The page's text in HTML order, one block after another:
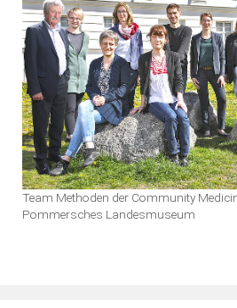
Team Methoden der Community
Pommersches Landesmuseum